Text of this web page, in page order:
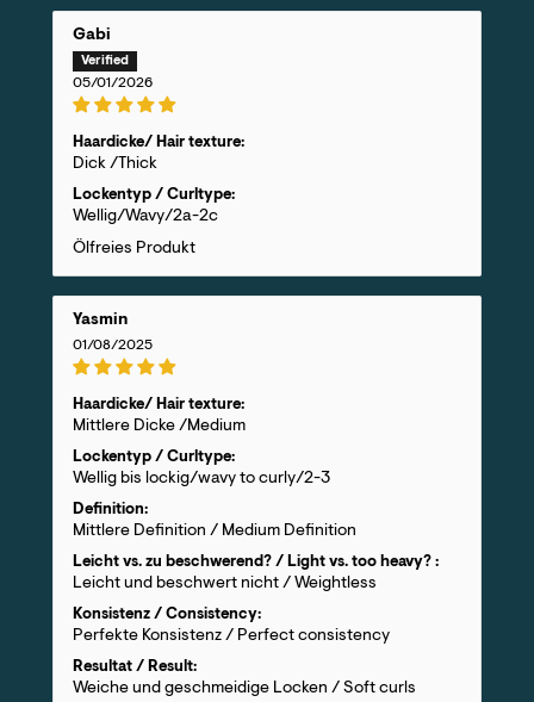
Gabi
05/01/2026
Haardicke/ Hair texture:
Dick /Thick
Lockentyp / Curltype:
Wellig/Wavy/2a-2c
Ölfreies Produkt
Yasmin
01/08/2025
Haardicke/ Hair texture:
Mittlere Dicke /Medium
Lockentyp / Curltype:
Wellig bis lockig/wavy to curly/2-3
Definition:
Mittlere Definition / Medium Definition
Leicht vs. zu beschwerend? / Light vs. too heavy? :
Leicht und beschwert nicht / Weightless
Konsistenz / Consistency:
Perfekte Konsistenz / Perfect consistency
Resultat / Result:
Weiche und geschmeidige Locken / Soft curls